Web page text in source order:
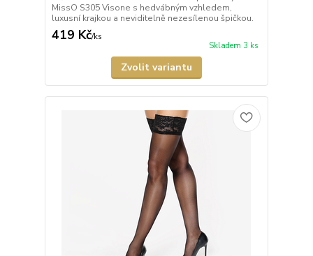
MissO S305 Visone s hedvábným vzhledem,
luxusní krajkou a neviditelně nezesílenou špičkou.
419 Kč/ks
Skladem 3 ks
Zvolit variantu